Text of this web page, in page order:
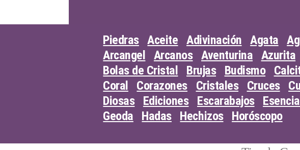
Piedras Aceite Adivinación Agata
Arcangel
Arcanos Aventurina Azurita
Bolas de Cristal
Brujas Budismo
Coral
Corazones Cristales Cruces
Diosas
Ediciones Escarabajos
Geoda
Hadas Hechizos Horóscopo